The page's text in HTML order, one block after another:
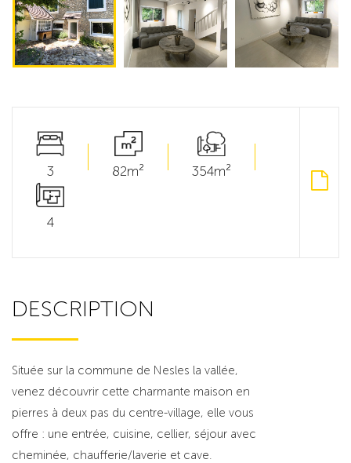
3 82m² 354m²
4
DESCRIPTION
Située sur la commune de Nesles la vallée,
venez découvrir cette charmante maison en
pierres à deux pas du centre-village, elle vous
offre : une entrée, cuisine, cellier, séjour avec
cheminée, chaufferie/laverie et cave.